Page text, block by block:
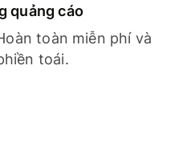
quảng cáo
toàn miễn phí và
toái.